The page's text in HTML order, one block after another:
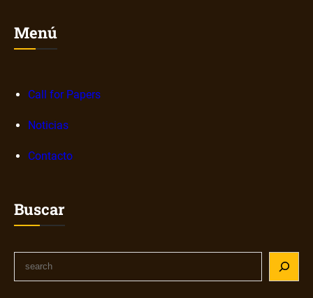
Menú
Call for Papers
Noticias
Contacto
Buscar